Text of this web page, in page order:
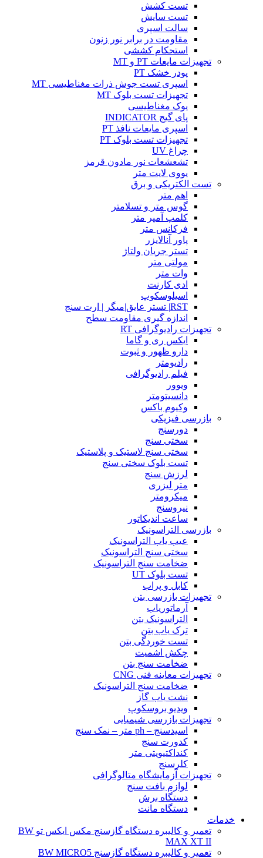
تست کشش
تست سایش
سالت اسپری
مقاومت در برابر نور زنون
استحکام کششی
تجهیزات مایعات PT و MT
پودر خشک PT
اسپری تست جوش ذرات مغناطیسی MT
تجهیزات تست بلوک MT
یوک مغناطیسی
پای گیج INDICATOR
اسپری مایعات نافذ PT
تجهیزات تست بلوک PT
چراغ UV
تشعشعات نور مادون قرمز
یووی لایت متر
تست الکتریکی و برق
اهم متر
گوس متر و تسلامتر
کلمپ آمپر متر
فرکانس متر
پاور آنالایزر
تستر جریان ولتاژ
مولتی متر
وات متر
ادی کارنت
اسیلوسکوپ
RST| تستر عایق|میگر | ارت سنج
اندازه گیری مقاومت سطح
تجهیزات رادیوگرافی RT
ایکس ری و گاما
دارو ظهور و ثبوت
رادیومتر
فیلم رادیوگرافی
ویوور
دانسیتومتر
وکیوم باکس
بازرسی فیزیکی
دورسنج
سختی سنج
سختی سنج لاستیک و پلاستیک
تست بلوک سختی سنج
لرزش سنج
متر لیزری
میکرومتر
نیروسنج
ساعت اندیکاتور
بازرسی التراسونیک
عیب یاب التراسونیک
سختی سنج التراسونیک
ضخامت سنج التراسونیک
تست بلوک UT
کابل و پراب
تجهیزات بازرسی بتن
آرماتوریاب
التراسونیک بتن
ترک یاب بتن
تست خوردگی بتن
چکش اشمیت
ضخامت سنج بتن
تجهیزات معاینه فنی CNG
ضخامت سنج التراسونیک
نشت یاب گاز
ویدیو بروسکوپ
تجهیزات بازرسی شیمیایی
اسیدسنج – ph متر – نمک سنج
کدورت سنج
کنداکتیویتی متر
کلرسنج
تجهیزات آزمایشگاه متالوگرافی
لوازم بافت سنج
دستگاه برش
دستگاه مانت
خدمات
تعمیر و کالیبره دستگاه گازسنج مکس ایکس تو BW
MAX XT II
تعمیر و کالیبره دستگاه گازسنج BW MICRO5